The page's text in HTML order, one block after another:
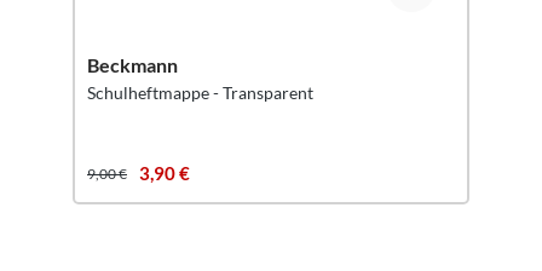
Beckmann
Schulheftmappe - Transparent
9,00 € 3,90 €